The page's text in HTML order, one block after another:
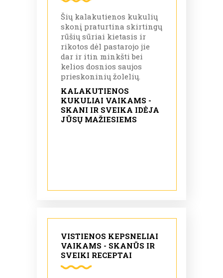
Šių kalakutienos kukulių
skonį praturtina skirtingų
rūšių sūriai kietasis ir
rikotos dėl pastarojo jie
dar ir itin minkšti bei
kelios dosnios saujos
prieskoninių žolelių.
KALAKUTIENOS
KUKULIAI VAIKAMS -
SKANI IR SVEIKA IDĖJA
JŪSŲ MAŽIESIEMS
VISTIENOS KEPSNELIAI
VAIKAMS - SKANŪS IR
SVEIKI RECEPTAI